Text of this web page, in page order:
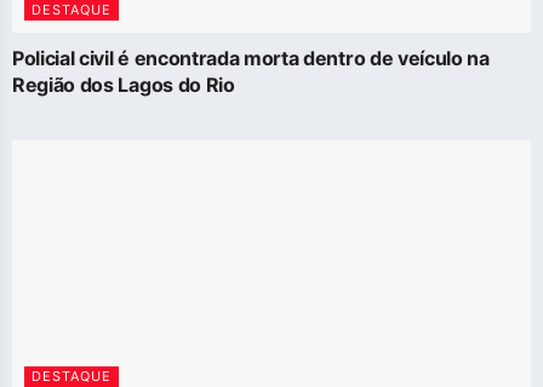
DESTAQUE
Policial civil é encontrada morta dentro de veículo na
Região dos Lagos do Rio
DESTAQUE